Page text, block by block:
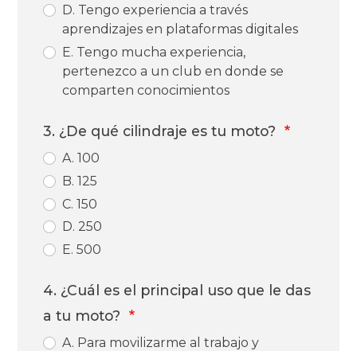
D. Tengo experiencia a través
aprendizajes en plataformas digitales
E. Tengo mucha experiencia,
pertenezco a un club en donde se
comparten conocimientos
3. ¿De qué cilindraje es tu moto?
A. 100
B. 125
C. 150
D. 250
E. 500
4. ¿Cuál es el principal uso que le das
a tu moto?
A. Para movilizarme al trabajo y